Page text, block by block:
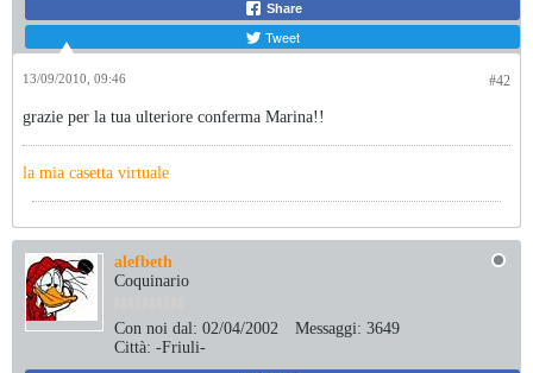
Share
Tweet
#42
13/09/2010, 09:46
grazie per la tua ulteriore conferma Marina!!
la mia casetta virtuale
alefbeth
Coquinario
Con noi dal: 02/04/2002 Messaggi: 3649
Città: -Friuli-